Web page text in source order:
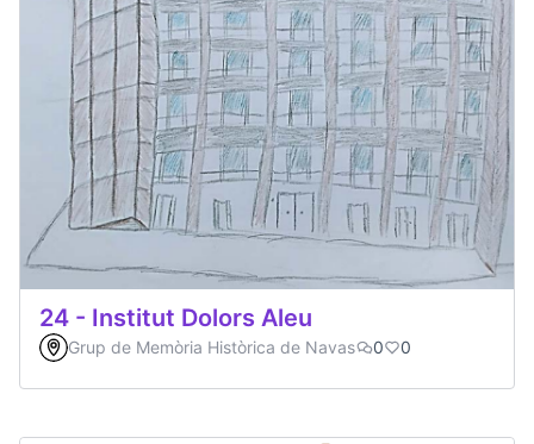
24 - Institut Dolors Aleu
Grup de Memòria Històrica de Navas 0 0